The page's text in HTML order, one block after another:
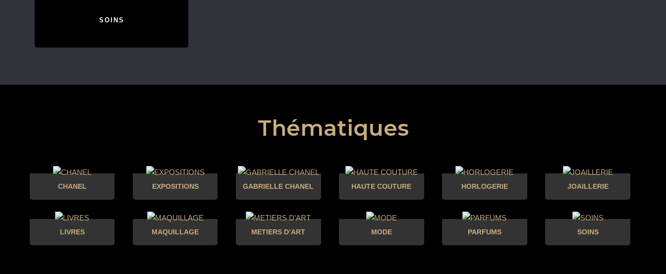
SOINS
Thématiques
CHANEL EXPOSITIONS GABRIELLE CHANEL HAUTE COUTURE HORLOGERIE JOAILLERIE
LIVRES MAQUILLAGE METIERS D’ART MODE PARFUMS SOINS